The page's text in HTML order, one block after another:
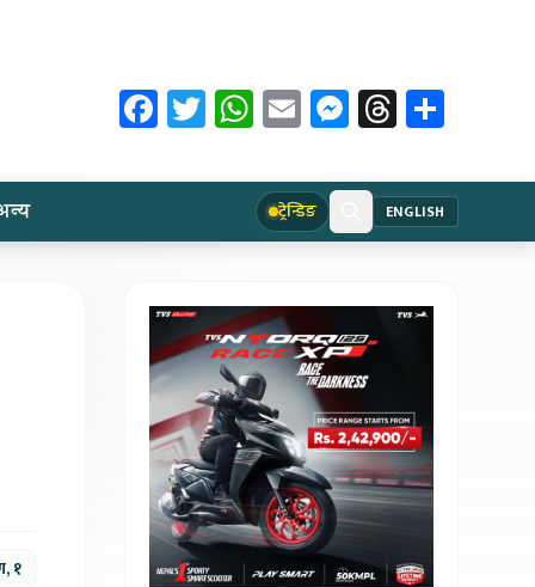
Facebook
Twitter
WhatsApp
EmailMessenger
Threads
ट्रेन्डिङ ENGLISH
१